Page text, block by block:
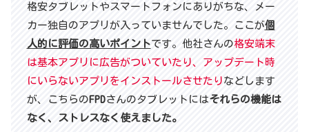
格安タブレットやスマートフォンにありがちな、メー
カー独自のアプリが入っていませんでした。ここが個
人的に評価の高いポイントです。他社さんの格安端末
は基本アプリに広告がついていたり、アップデート時
にいらないアプリをインストールさせたり などします
が、こちらのFPDさんのタブレットにはそれらの機能は
なく、ストレスなく使えました。